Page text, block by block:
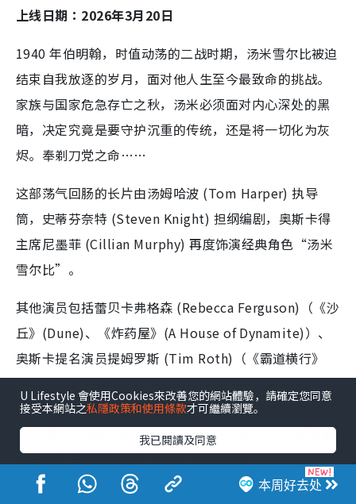
上线日期：2026年3月20日
1940 年伯明翰，时值动荡的二战时期，汤米雪尔比被迫
结束自我放逐的岁月，面对他人生至今最致命的挑战。
家族与国家危急存亡之秋，汤米必须面对内心深处的黑
暗，决定究竟是要守护沉重的传统，还是将一切化为灰
烬。奉剃刀党之命……
这部荡气回肠的长片由汤姆哈波 (Tom Harper) 执导
筒，史蒂芬奈特 (Steven Knight) 担纲编剧，奥斯卡得
主席尼墨菲 (Cillian Murphy) 再度饰演经典角色“汤米
雪尔比”。
其他演员包括蕾贝卡弗格森 (Rebecca Ferguson)（《沙
丘》(Dune)、《炸药屋》(A House of Dynamite)）、
奥斯卡提名演员提姆罗斯 (Tim Roth)（《霸道横行》
(Reservoir Dogs)、《八恶人》(The Hateful
Eight)）、苏菲朗德 (Sophie Rundle)（《After the
Flood》、《绅士杰克》(Gentleman Jack)），以及奥
斯卡提名演员贝瑞科汉 (Barry Keoghan)
（《Saltburn》、《伊尼舍林的女妖》(The Banshees
本周好去处
U Lifestyle 會使用Cookies來改善您的網站體驗，請確定您同意
接受本網站之私隱政策和使用條款才可繼續瀏覽。
我已閱讀及同意